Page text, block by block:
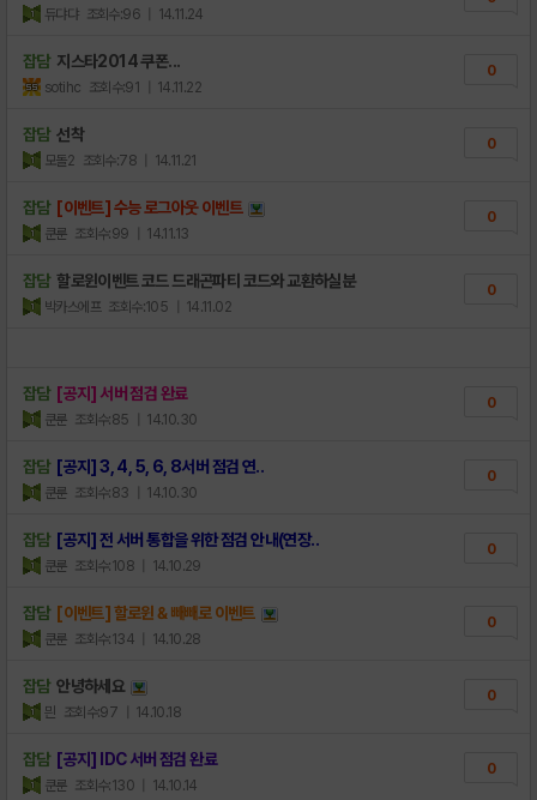
듀댜댜 조회수:96 | 14.11.24
잡담 지스타2014 쿠폰...
sotihc 조회수:91 | 14.11.22
0
잡담 선착
모돌2 조회수:78 | 14.11.21
0
잡담 [이벤트] 수능 로그아웃 이벤트
쿤룬 조회수:99 | 14.11.13
0
잡담 할로윈이벤트 코드 드래곤파티 코드와 교환하실분
박카스에프 조회수:105 | 14.11.02
0
잡담 [공지] 서버 점검 완료
쿤룬 조회수:85 | 14.10.30
0
잡담 [공지] 3, 4, 5, 6, 8서버 점검 연..
쿤룬 조회수:83 | 14.10.30
0
잡담 [공지] 전 서버 통합을 위한 점검 안내(연장..
쿤룬 조회수:108 | 14.10.29
0
잡담 [이벤트] 할로윈 & 빼빼로 이벤트
쿤룬 조회수:134 | 14.10.28
0
잡담 안녕하세요
믠 조회수:97 | 14.10.18
0
잡담 [공지] IDC 서버 점검 완료
쿤룬 조회수:130 | 14.10.14
0